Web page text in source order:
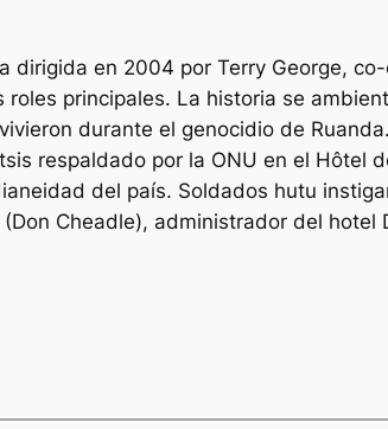
en 2004 por Terry George,
principales. La historia se
durante el genocidio de
respaldado por la ONU en el Hôtel
del país. Soldados hutu
Cheadle), administrador del hotel